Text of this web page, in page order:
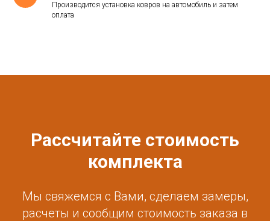
Производится установка ковров на автомобиль и затем
оплата
Рассчитайте стоимость
комплекта
Мы свяжемся с Вами, сделаем замеры,
расчеты и сообщим стоимость заказа в